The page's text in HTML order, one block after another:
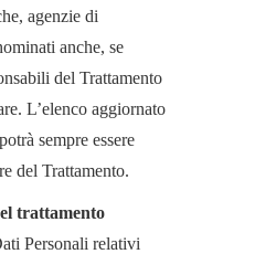
agenzie di
anche, se
del Trattamento
L’elenco aggiornato
sempre essere
del Trattamento.
trattamento
Personali relativi